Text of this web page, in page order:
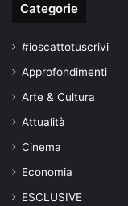
Categorie
#ioscattotuscrivi
Approfondimenti
Arte & Cultura
Attualità
Cinema
Economia
ESCLUSIVE